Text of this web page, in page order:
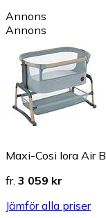
Annons
Annons
Maxi-Cosi Iora Air
fr. 3 059 kr
Jämför alla priser